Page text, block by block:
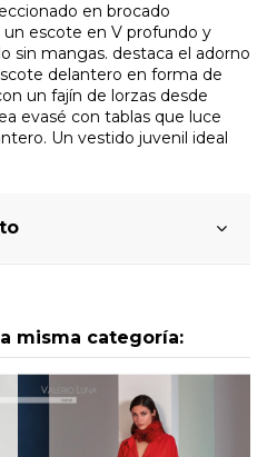
en brocado
escote en V profundo y
sin mangas. destaca el adorno
delantero en forma de
un fajín de lorzas desde
evasé con tablas que luce
Un vestido juvenil ideal
misma categoría: